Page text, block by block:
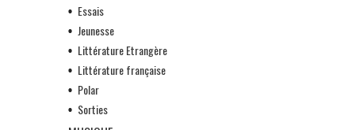
Essais
Jeunesse
Littérature Etrangère
Littérature française
Polar
Sorties